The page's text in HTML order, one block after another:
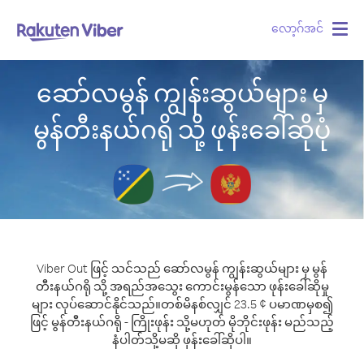
လော့ဂ်အင်
ဆော်လမွန် ကျွန်းဆွယ်များ မှ
မွန်တီးနယ်ဂရို သို့ ဖုန်းခေါ်ဆိုပုံ
Viber Out ဖြင့် သင်သည် ဆော်လမွန် ကျွန်းဆွယ်များ မှ မွန်
တီးနယ်ဂရို သို့ အရည်အသွေး ကောင်းမွန်သော ဖုန်းခေါ်ဆိုမှု
များ လုပ်ဆောင်နိုင်သည်။တစ်မိနစ်လျှင် 23.5 ¢ ပမာဏမှစ၍
ဖြင့် မွန်တီးနယ်ဂရို - ကြိုးဖုန်း သို့မဟုတ် မိုဘိုင်းဖုန်း မည်သည့်
နံပါတ်သို့မဆို ဖုန်းခေါ်ဆိုပါ။